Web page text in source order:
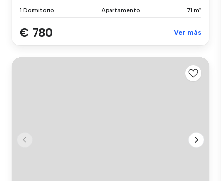
1 Dormitorio Apartamento 71 m²
€ 780 Ver más